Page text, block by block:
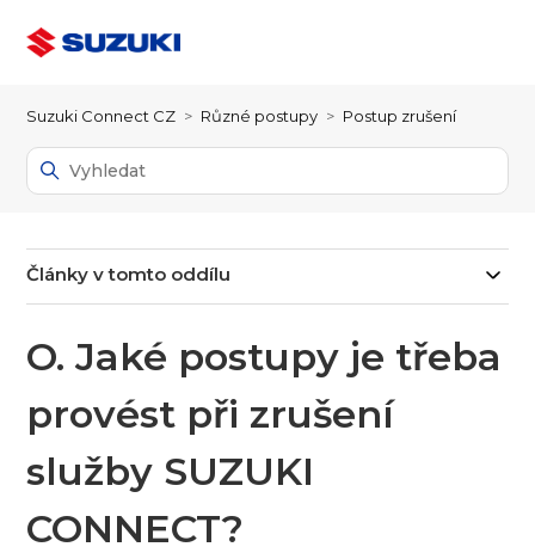
Suzuki Connect CZ Různé postupy Postup zrušení
Články v tomto oddílu
O. Jaké postupy je třeba
provést při zrušení
služby SUZUKI
CONNECT?